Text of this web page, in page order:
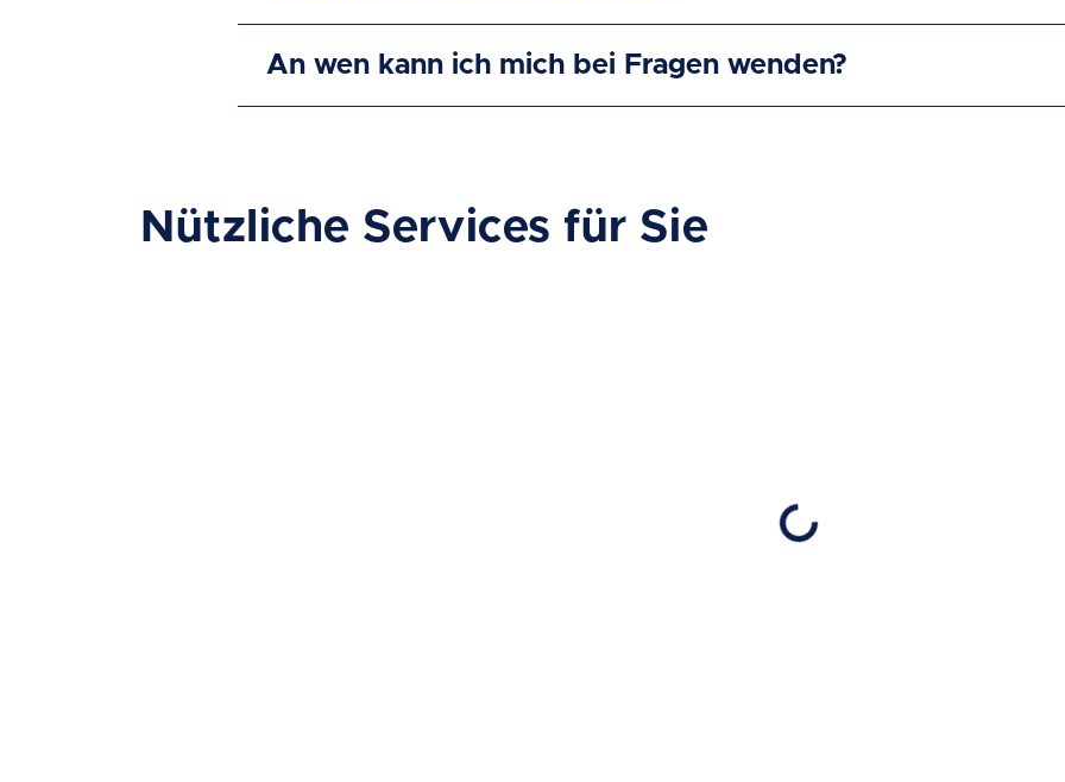
An wen kann ich mich bei Fragen wenden?
Nützliche Services für Sie